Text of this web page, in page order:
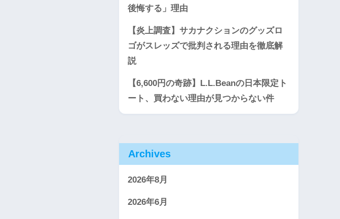
後悔する」理由
【炎上調査】サカナクションのグッズロ
ゴがスレッズで批判される理由を徹底解
説
【6,600円の奇跡】L.L.Beanの日本限定ト
ート、買わない理由が見つからない件
Archives
2026年8月
2026年6月